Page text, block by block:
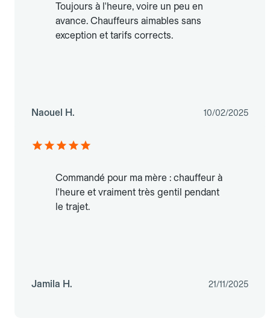
Toujours à l'heure, voire un peu en
avance. Chauffeurs aimables sans
exception et tarifs corrects.
Naouel H. 10/02/2025
Commandé pour ma mère : chauffeur à
l'heure et vraiment très gentil pendant
le trajet.
Jamila H. 21/11/2025